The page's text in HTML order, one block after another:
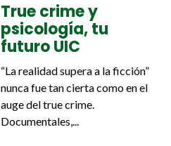
True crime y
psicología, tu
futuro UIC
“La realidad supera a la ficción”
nunca fue tan cierta como en el
auge del true crime.
Documentales,...